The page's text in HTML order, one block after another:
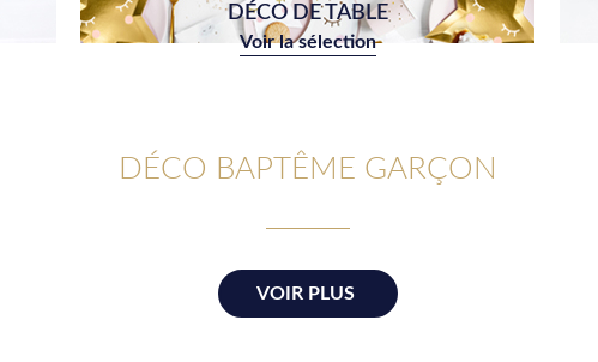
DÉCO DE TABLE
Voir la sélection
DÉCO BAPTÊME GARÇON
VOIR PLUS